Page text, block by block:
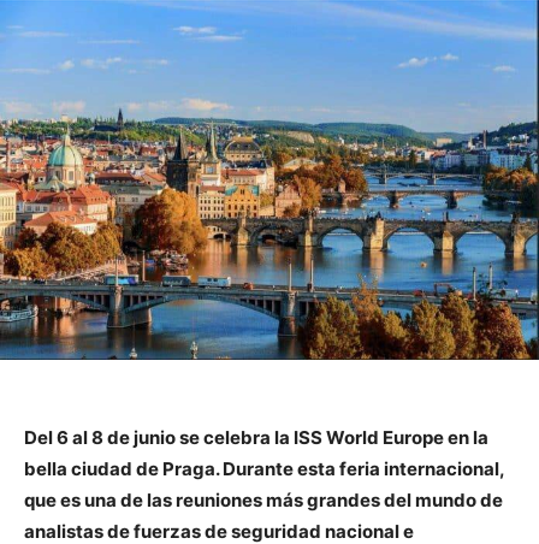
Del 6 al 8 de junio se celebra la ISS World Europe en la
bella ciudad de Praga. Durante esta feria internacional,
que es una de las reuniones más grandes del mundo de
analistas de fuerzas de seguridad nacional e